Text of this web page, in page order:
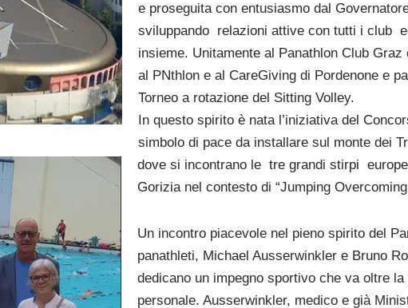
e proseguita con entusiasmo dal
sviluppando relazioni attive con tutti i club
insieme. Unitamente al Panathlon Club Graz
al PNthlon e al CareGiving di Pordenone e
Torneo a rotazione del Sitting Volley.
In questo spirito è nata l’iniziativa del
simbolo di pace da installare sul monte dei
dove si incontrano le tre grandi stirpi
Gorizia nel contesto di “Jumping
Un incontro piacevole nel pieno spirito del
panathleti, Michael Ausserwinkler e Bruno
dedicano un impegno sportivo che va oltre la
personale. Ausserwinkler, medico e già